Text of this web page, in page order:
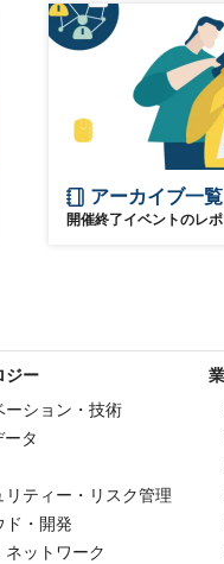
アーカイブ一覧
開催終了イベントのレ
ジー
ーション・技術
ータ
リティー・リスク管理
ド・開発
ネットワーク